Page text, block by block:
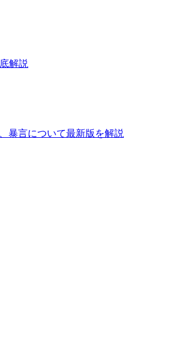
解説
暴言について最新版を解説